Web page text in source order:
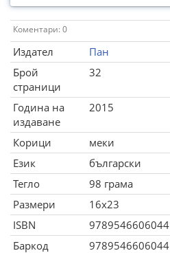
Коментари: 0
Издател
Пан
Брой
страници
32
Година на
издаване
2015
Корици
меки
Език
български
Тегло
98 грама
Размери
16x23
ISBN
9789546606044
Баркод
9789546606044